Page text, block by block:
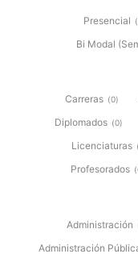
Presencial (
Bi Modal
Carreras (0)
Diplomados (0)
Licenciaturas (
Profesorados (
Administración
Administración